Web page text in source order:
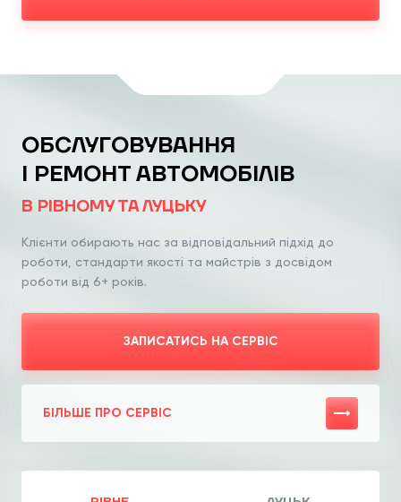
ОБСЛУГОВУВАННЯ
І РЕМОНТ АВТОМОБІЛІВ
В РІВНОМУ ТА ЛУЦЬКУ
Клієнти обирають нас за відповідальний підхід до
роботи, стандарти якості та майстрів з досвідом
роботи від 6+ років.
ЗАПИСАТИСЬ НА СЕРВІС
БІЛЬШЕ ПРО СЕРВІС